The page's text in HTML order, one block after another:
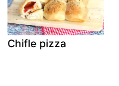
Chifle pizza